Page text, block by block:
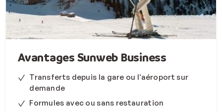
Avantages Sunweb Business
Transferts depuis la gare ou l’aéroport sur
demande
Formules avec ou sans restauration